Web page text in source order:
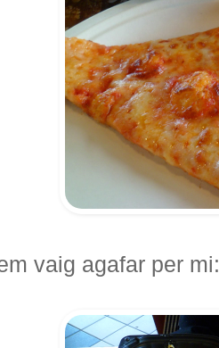
vaig agafar per mi: